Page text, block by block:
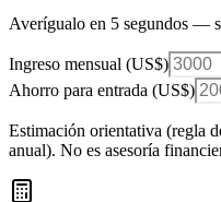
Averígualo en 5 segundos —
Ingreso mensual (US$)
Ahorro para entrada (US$)
Estimación orientativa (regla
anual). No es asesoría